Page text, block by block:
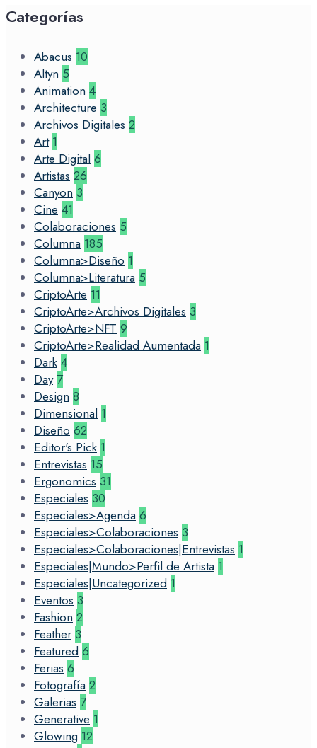
Categorías
Abacus 10
Altyn 5
Animation 4
Architecture 3
Archivos Digitales 2
Art 1
Arte Digital 6
Artistas 26
Canyon 3
Cine 41
Colaboraciones 5
Columna 185
Columna>Diseño 1
Columna>Literatura 5
CriptoArte 11
CriptoArte>Archivos Digitales 3
CriptoArte>NFT 9
CriptoArte>Realidad Aumentada 1
Dark 4
Day 7
Design 8
Dimensional 1
Diseño 62
Editor's Pick 1
Entrevistas 15
Ergonomics 31
Especiales 30
Especiales>Agenda 6
Especiales>Colaboraciones 3
Especiales>Colaboraciones|Entrevistas 1
Especiales|Mundo>Perfil de Artista 1
Especiales|Uncategorized 1
Eventos 3
Fashion 2
Feather 3
Featured 6
Ferias 6
Fotografía 2
Galerias 7
Generative 1
Glowing 12